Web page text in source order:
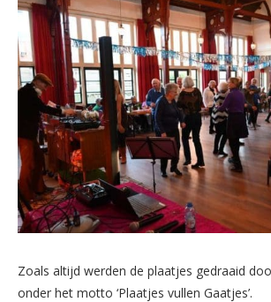
Zoals altijd werden de plaatjes gedraaid
onder het motto ‘Plaatjes vullen Gaatjes’.